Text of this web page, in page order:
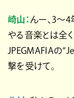
崎山： んー、3〜
やる音楽とは全
JPEGMAFIAの
撃を受けて。